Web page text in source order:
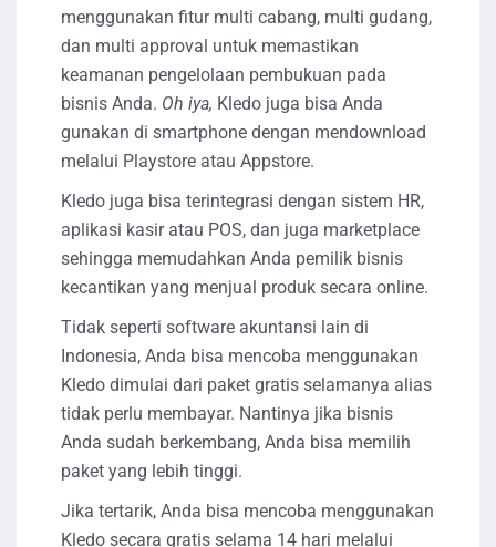
menggunakan fitur multi cabang, multi gudang,
dan multi approval untuk memastikan
keamanan pengelolaan pembukuan pada
bisnis Anda. Oh iya, Kledo juga bisa Anda
gunakan di smartphone dengan mendownload
melalui Playstore atau Appstore.
Kledo juga bisa terintegrasi dengan sistem HR,
aplikasi kasir atau POS, dan juga marketplace
sehingga memudahkan Anda pemilik bisnis
kecantikan yang menjual produk secara online.
Tidak seperti software akuntansi lain di
Indonesia, Anda bisa mencoba menggunakan
Kledo dimulai dari paket gratis selamanya alias
tidak perlu membayar. Nantinya jika bisnis
Anda sudah berkembang, Anda bisa memilih
paket yang lebih tinggi.
Jika tertarik, Anda bisa mencoba menggunakan
Kledo secara gratis selama 14 hari melalui